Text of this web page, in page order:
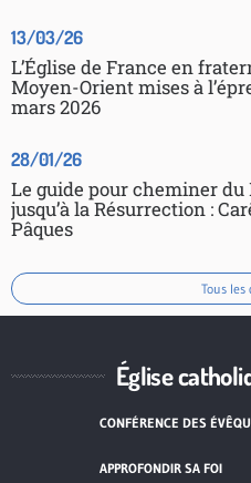
13/03/26
L’Église de France en
Moyen-Orient mises à
mars 2026
28/01/26
Le guide pour cheminer
jusqu’à la Résurrection :
Pâques
Tous les
Église
CONFÉRENCE DES
APPROFONDIR SA FOI